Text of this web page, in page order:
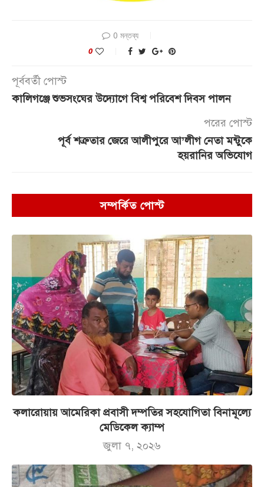
0 মন্তব্য
0
পূর্ববর্তী পোস্ট
কালিগঞ্জে শুভসংঘের উদ্যোগে বিশ্ব পরিবেশ দিবস পালন
পরের পোস্ট
পূর্ব শত্রুতার জেরে আলীপুরে আ’লীগ নেতা মন্টুকে
হয়রানির অভিযোগ
সম্পর্কিত পোস্ট
কলারোয়ায় আমেরিকা প্রবাসী দম্পতির সহযোগিতা বিনামূল্যে
মেডিকেল ক্যাম্প
জুলা ৭, ২০২৬